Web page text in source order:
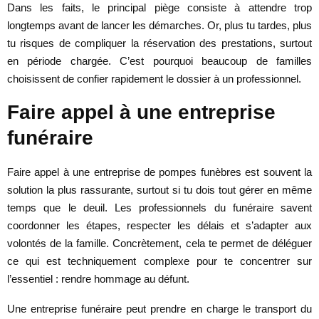
Dans les faits, le principal piège consiste à attendre trop
longtemps avant de lancer les démarches. Or, plus tu tardes, plus
tu risques de compliquer la réservation des prestations, surtout
en période chargée. C’est pourquoi beaucoup de familles
choisissent de confier rapidement le dossier à un professionnel.
Faire appel à une entreprise
funéraire
Faire appel à une entreprise de pompes funèbres est souvent la
solution la plus rassurante, surtout si tu dois tout gérer en même
temps que le deuil. Les professionnels du funéraire savent
coordonner les étapes, respecter les délais et s’adapter aux
volontés de la famille. Concrètement, cela te permet de déléguer
ce qui est techniquement complexe pour te concentrer sur
l’essentiel : rendre hommage au défunt.
Une entreprise funéraire peut prendre en charge le transport du